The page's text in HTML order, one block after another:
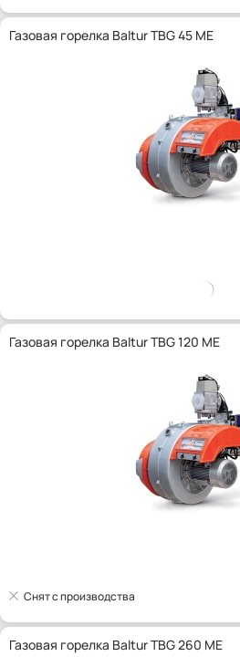
Газовая горелка Baltur TBG 45 ME
Газовая горелка Baltur TBG 120 ME
Снят с производства
Газовая горелка Baltur TBG 260 ME